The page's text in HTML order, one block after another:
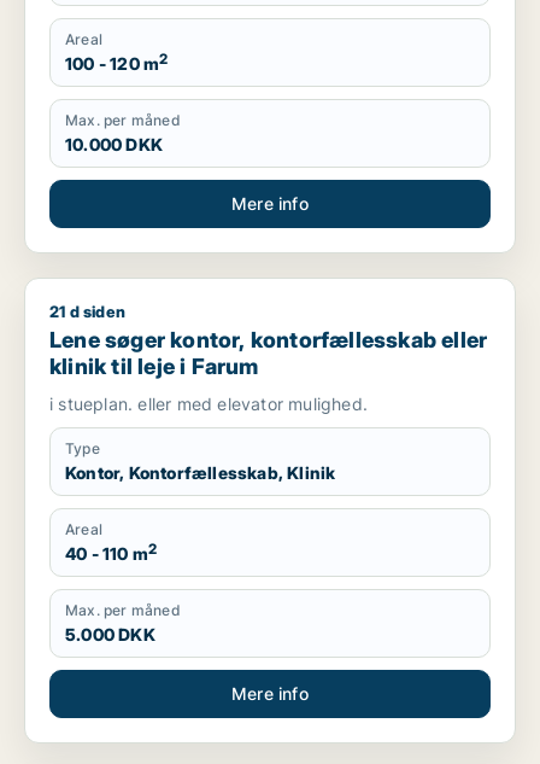
Areal
100 - 120 m2
Max. per måned
10.000 DKK
Mere info
Lene søger kontor, kontorfællesskab eller klinik til leje i
21 d siden
Lene søger kontor, kontorfællesskab eller
klinik til leje i Farum
i stueplan. eller med elevator mulighed.
Type
Kontor, Kontorfællesskab, Klinik
Areal
40 - 110 m2
Max. per måned
5.000 DKK
Mere info